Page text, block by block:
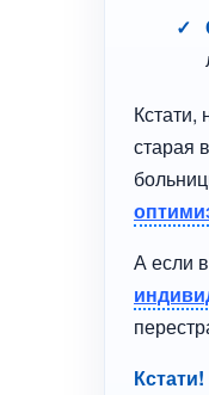
Кстати,
старая
А если
Кстати!